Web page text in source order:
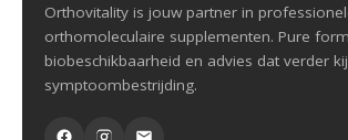
Orthovitality is jouw partner in
orthomoleculaire supplementen. Pure
biobeschikbaarheid en advies dat verder
symptoombestrijding.